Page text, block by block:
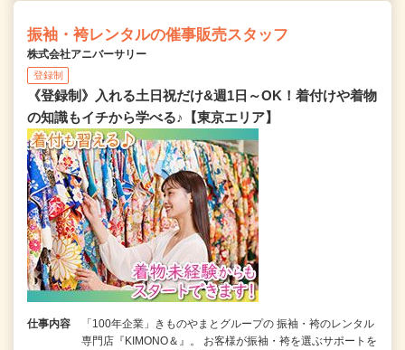
振袖・袴レンタルの催事販売スタッフ
株式会社アニバーサリー
登録制
《登録制》入れる土日祝だけ&週1日～OK！着付けや着物
の知識もイチから学べる♪【東京エリア】
仕事内容
「100年企業」きものやまとグループの 振袖・袴のレンタル
専門店『KIMONO＆』。 お客様が振袖・袴を選ぶサポートを